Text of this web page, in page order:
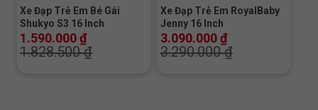
Xe Đạp Trẻ Em Bé Gái
Shukyo S3 16 Inch
1.590.000₫
1.828.500₫
Xe Đạp Trẻ Em RoyalBaby
Jenny 16 Inch
3.090.000₫
3.290.000₫